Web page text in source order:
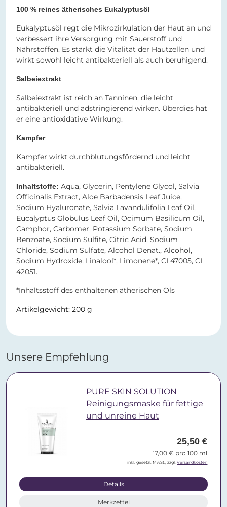
100 % reines ätherisches Eukalyptusöl
Eukalyptusöl regt die Mikrozirkulation der Haut an und
verbessert ihre Versorgung mit Sauerstoff und
Nährstoffen. Es stärkt die Vitalität der Hautzellen und
wirkt sowohl leicht antibakteriell als auch beruhigend.
Salbeiextrakt
Salbeiextrakt ist reich an Tanninen, die leicht
antibakteriell und adstringierend wirken. Überdies hat
er eine antioxidative Wirkung.
Kampfer
Kampfer wirkt durchblutungsfördernd und leicht
antibakteriell.
Inhaltstoffe: Aqua, Glycerin, Pentylene Glycol, Salvia
Officinalis Extract, Aloe Barbadensis Leaf Juice,
Sodium Hyaluronate, Salvia Lavandulifolia Leaf Oil,
Eucalyptus Globulus Leaf Oil, Ocimum Basilicum Oil,
Camphor, Carbomer, Potassium Sorbate, Sodium
Benzoate, Sodium Sulfite, Citric Acid, Sodium
Chloride, Sodium Sulfate, Alcohol Denat., Alcohol,
Sodium Hydroxide, Linalool*, Limonene*, CI 47005, CI
42051.
*Inhaltsstoff des enthaltenen ätherischen Öls
Artikelgewicht: 200 g
Unsere Empfehlung
PURE SKIN SOLUTION
Reinigungsmaske für fettige
und unreine Haut
25,50 €
17,00 € pro 100 ml
inkl. gesetzl. MwSt., zzgl.Versandkosten
Details
Merkzettel